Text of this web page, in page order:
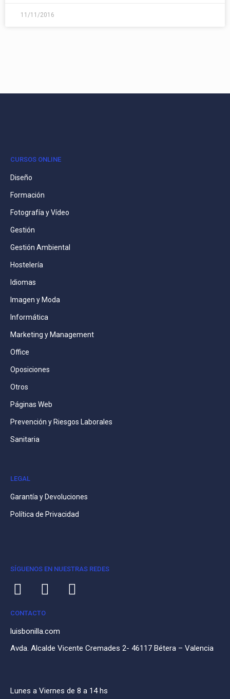
11/11/2016
CURSOS ONLINE
Diseño
Formación
Fotografía y Vídeo
Gestión
Gestión Ambiental
Hostelería
Idiomas
Imagen y Moda
Informática
Marketing y Management
Office
Oposiciones
Otros
Páginas Web
Prevención y Riesgos Laborales
Sanitaria
LEGAL
Garantía y Devoluciones
Política de Privacidad
SÍGUENOS EN NUESTRAS REDES
CONTACTO
luisbonilla.com
Avda. Alcalde Vicente Cremades 2- 46117 Bétera – Valencia
Lunes a Viernes de 8 a 14 hs